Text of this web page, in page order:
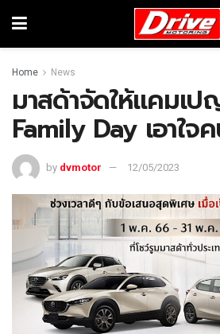
Home News
มาสด้าจัดให้แคมเ
Family Day เอาใจ
by dvmotor 12/05/2023